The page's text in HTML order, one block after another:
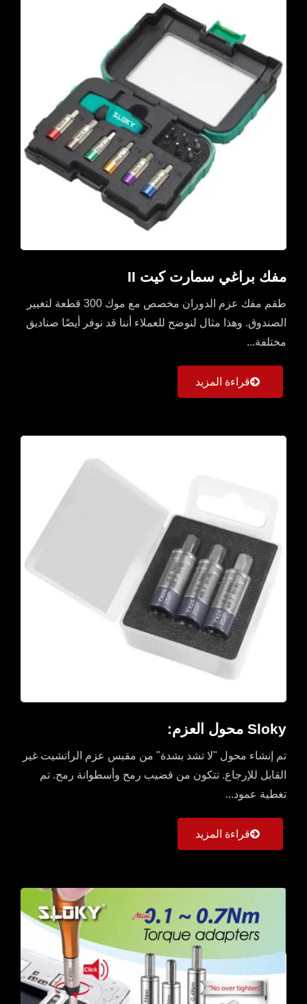
مفك براغي سمارت كيت II
طقم مفك عزم الدوران مخصص مع موك 300 قطعة لتغيير
الصندوق. وهذا مثال لنوضح للعملاء أننا قد نوفر أيضًا صناديق
مختلفة...
قراءة المزيد
Sloky محول العزم:
تم إنشاء محول "لا تشد بشدة" من مقبس عزم الراتشيت غير
القابل للإرجاع. تتكون من قضيب رمح وأسطوانة رمح. تم
تغطية عمود...
قراءة المزيد